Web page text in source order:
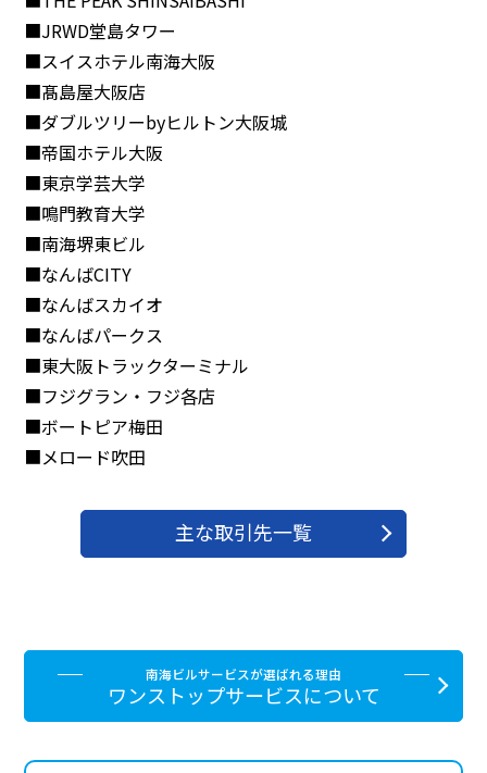
■JRWD堂島タワー
■スイスホテル南海大阪
■髙島屋大阪店
■ダブルツリーbyヒルトン大阪城
■帝国ホテル大阪
■東京学芸大学
■鳴門教育大学
■南海堺東ビル
■なんばCITY
■なんばスカイオ
■なんばパークス
■東大阪トラックターミナル
■フジグラン・フジ各店
■ボートピア梅田
■メロード吹田
主な取引先一覧
南海ビルサービスが選ばれる理由
ワンストップサービスについて